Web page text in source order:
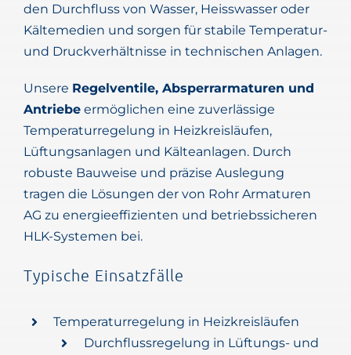
den Durchfluss von Wasser, Heisswasser oder
Kältemedien und sorgen für stabile Temperatur-
und Druckverhältnisse in technischen Anlagen.
Unsere Regelventile, Absperrarmaturen und
Antriebeermöglichen eine zuverlässige
Temperaturregelung in Heizkreisläufen,
Lüftungsanlagen und Kälteanlagen. Durch
robuste Bauweise und präzise Auslegung
tragen die Lösungen der von Rohr Armaturen
AG zu energieeffizienten und betriebssicheren
HLK-Systemen bei.
Typische Einsatzfälle
Temperaturregelung in Heizkreisläufen
Durchflussregelung in Lüftungs- und